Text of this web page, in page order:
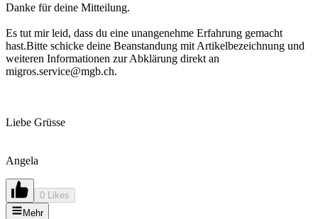
Danke für deine Mitteilung.
Es tut mir leid, dass du eine unangenehme Erfahrung gemacht
hast.Bitte schicke deine Beanstandung mit Artikelbezeichnung und
weiteren Informationen zur Abklärung direkt an
migros.service@mgb.ch.
Liebe Grüsse
Angela
0 Likes
Mehr